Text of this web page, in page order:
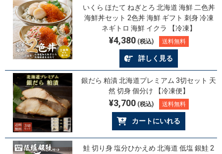
いくら ほたて ねぎとろ 北海道 海鮮 二色丼
海鮮丼セット 2色丼 海鮮 ギフト 刺身 冷凍
ネギトロ 海鮮 イクラ 【冷凍】
¥4,380(税込) 送料無料
詳しく見る
銀だら 粕漬 北海道プレミアム 3切セット 天
然 切身 個分け 【冷凍便】
¥3,700(税込) 送料無料
カートにいれる
鮭 切り身 塩分ひかえめ 北海道 低塩 銀鮭 2